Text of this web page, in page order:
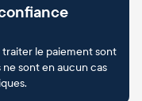
le paiement sont
sont en aucun cas